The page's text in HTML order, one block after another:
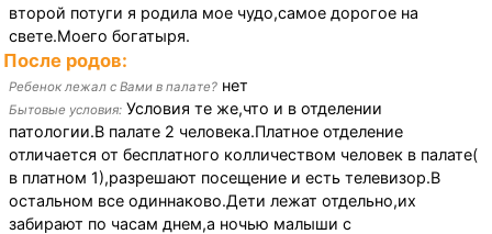
второй потуги я родила мое чудо,самое дорогое на
свете.Моего богатыря.
После родов:
Ребенок лежал с Вами в палате? нет
Бытовые условия: Условия те же,что и в отделении
патологии.В палате 2 человека.Платное отделение
отличается от бесплатного колличеством человек в палате(
в платном 1),разрешают посещение и есть телевизор.В
остальном все одиннаково.Дети лежат отдельно,их
забирают по часам днем,а ночью малыши с